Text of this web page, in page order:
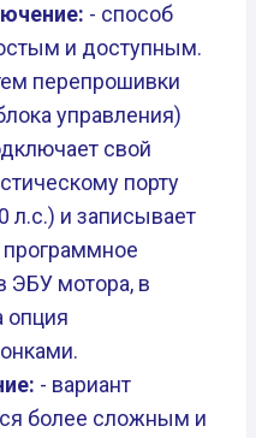
- способ
и доступным.
перепрошивки
управления)
свой
порту
л.с.) и записывает
ЭБУ мотора, в
опция
- вариант
более сложным и